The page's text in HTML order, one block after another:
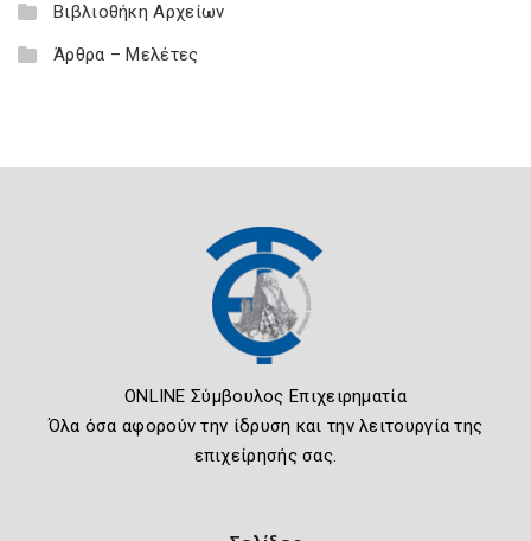
Βιβλιοθήκη Αρχείων
Άρθρα – Μελέτες
ONLINE Σύμβουλος Επιχειρηματία
Όλα όσα αφορούν την ίδρυση και την λειτουργία της
επιχείρησής σας.